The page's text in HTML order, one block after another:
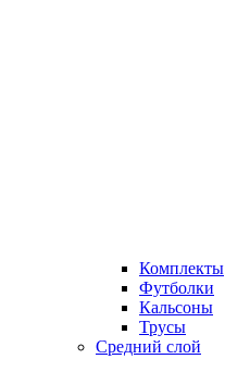
Комплекты
Футболки
Кальсоны
Трусы
Средний слой